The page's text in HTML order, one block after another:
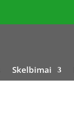
Skelbimai